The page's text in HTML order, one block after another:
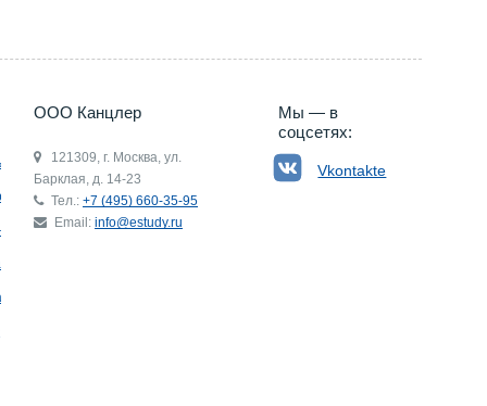
ООО Канцлер
121309, г. Москва, ул.
Барклая, д. 14-23
Тел.: +7 (495) 660-35-95
Email: info@estudy.ru
Мы — в
соцсетях:
Vkontakte